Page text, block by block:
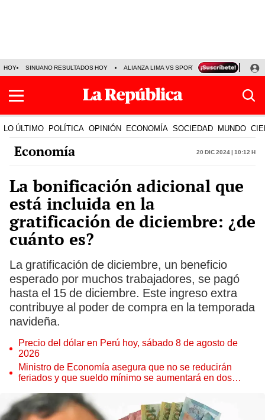
HOY SINUANO RESULTADOS HOY ALIANZA LIMA VS SPORT BOYS JORGE
LO ÚLTIMO POLÍTICA OPINIÓN ECONOMÍA SOCIEDAD MUNDO
Economía 20 Dic 2024 | 10:12 h
La bonificación adicional que
está incluida en la
gratificación de diciembre: ¿de
cuánto es?
La gratificación de diciembre, un beneficio
esperado por muchos trabajadores, se pagó
hasta el 15 de diciembre. Este ingreso extra
contribuye al poder de compra en la temporada
navideña.
Precio del dólar en Perú hoy, sábado 8 de agosto de
2026
Ministro de Economía asegura que no se reducirán
feriados y que sueldo mínimo se aumentará en dos